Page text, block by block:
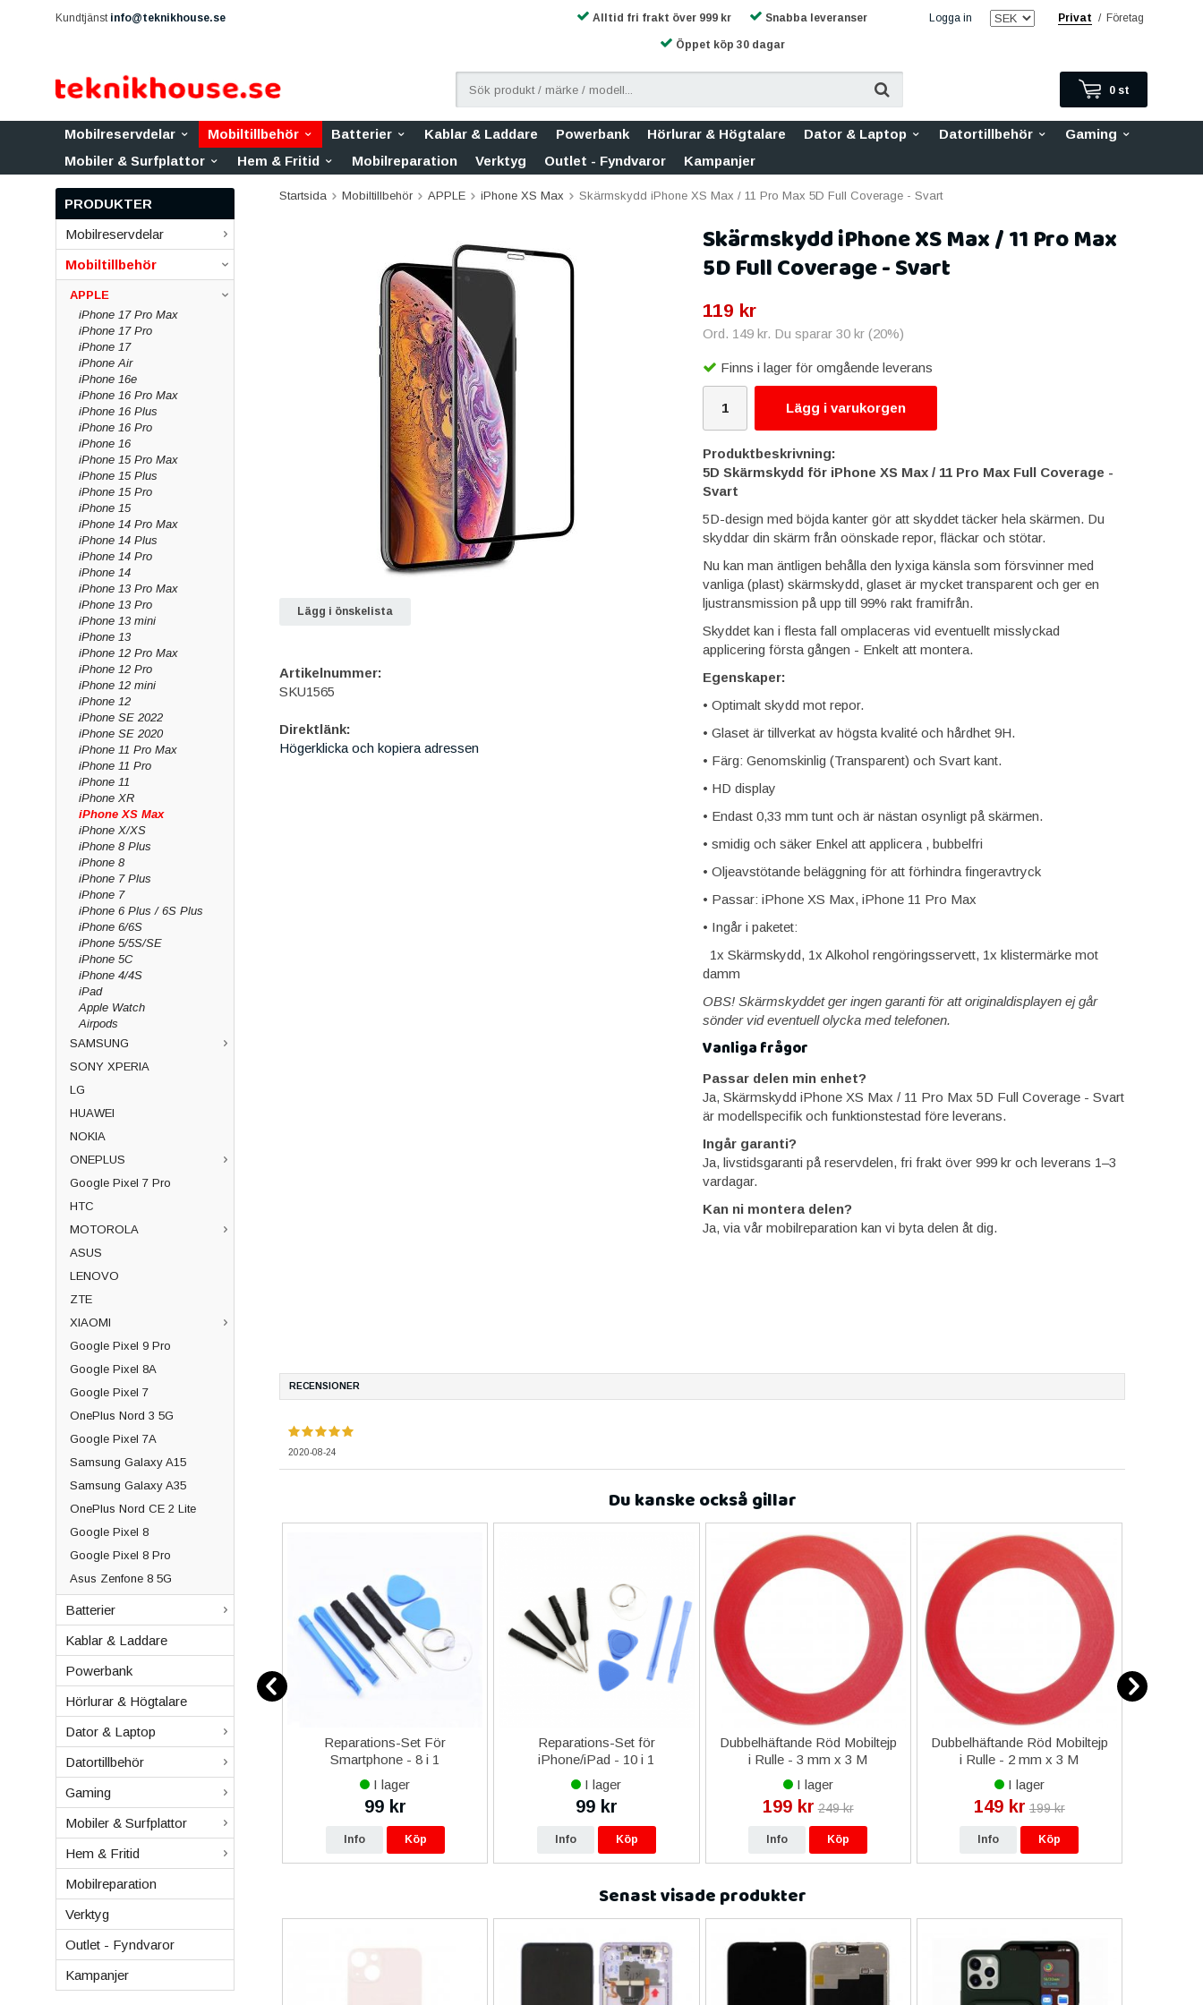
Kundtjänst info@teknikhouse.se Logga in Privat / Företag
Alltid fri frakt över 999 kr Snabba leveranser
Öppet köp 30 dagar
0 st
Mobilreservdelar Mobiltillbehör Batterier Kablar & Laddare Powerbank Hörlurar & Högtalare Dator & Laptop Datortillbehör
Gaming
Mobiler & Surfplattor
Hem & Fritid Mobilreparation Verktyg Outlet - Fyndvaror Kampanjer
PRODUKTER
Mobilreservdelar
Mobiltillbehör
APPLE
iPhone 17 Pro Max
iPhone 17 Pro
iPhone 17
iPhone Air
iPhone 16e
iPhone 16 Pro Max
iPhone 16 Plus
iPhone 16 Pro
iPhone 16
iPhone 15 Pro Max
iPhone 15 Plus
iPhone 15 Pro
iPhone 15
iPhone 14 Pro Max
iPhone 14 Plus
iPhone 14 Pro
iPhone 14
iPhone 13 Pro Max
iPhone 13 Pro
iPhone 13 mini
iPhone 13
iPhone 12 Pro Max
iPhone 12 Pro
iPhone 12 mini
iPhone 12
iPhone SE 2022
iPhone SE 2020
iPhone 11 Pro Max
iPhone 11 Pro
iPhone 11
iPhone XR
iPhone XS Max
iPhone X/XS
iPhone 8 Plus
iPhone 8
iPhone 7 Plus
iPhone 7
iPhone 6 Plus / 6S Plus
iPhone 6/6S
iPhone 5/5S/SE
iPhone 5C
iPhone 4/4S
iPad
Apple Watch
Airpods
SAMSUNG
SONY XPERIA
LG
HUAWEI
NOKIA
ONEPLUS
Google Pixel 7 Pro
HTC
MOTOROLA
ASUS
LENOVO
ZTE
XIAOMI
Google Pixel 9 Pro
Google Pixel 8A
Google Pixel 7
OnePlus Nord 3 5G
Google Pixel 7A
Samsung Galaxy A15
Samsung Galaxy A35
OnePlus Nord CE 2 Lite
Google Pixel 8
Google Pixel 8 Pro
Asus Zenfone 8 5G
Batterier
Kablar & Laddare
Powerbank
Hörlurar & Högtalare
Dator & Laptop
Datortillbehör
Gaming
Mobiler & Surfplattor
Hem & Fritid
Mobilreparation
Verktyg
Outlet - Fyndvaror
Kampanjer
Startsida Mobiltillbehör APPLE iPhone XS Max Skärmskydd iPhone XS Max / 11 Pro Max 5D Full Coverage - Svart
Skärmskydd iPhone XS Max / 11 Pro Max
5D Full Coverage - Svart
119 kr
Ord. 149 kr. Du sparar 30 kr(20%)
Finns i lager för omgående leverans
Lägg i varukorgen
Produktbeskrivning:
5D Skärmskydd för iPhone XS Max / 11 Pro Max Full Coverage -
Svart
5D-design med böjda kanter gör att skyddet täcker hela skärmen. Du
skyddar din skärm från oönskade repor, fläckar och stötar.
Nu kan man äntligen behålla den lyxiga känsla som försvinner med
vanliga (plast) skärmskydd, glaset är mycket transparent och ger en
ljustransmission på upp till 99% rakt framifrån.
Skyddet kan i flesta fall omplaceras vid eventuellt misslyckad
applicering första gången - Enkelt att montera.
Egenskaper:
• Optimalt skydd mot repor.
• Glaset är tillverkat av högsta kvalité och hårdhet 9H.
• Färg: Genomskinlig (Transparent) och Svart kant.
• HD display
• Endast 0,33 mm tunt och är nästan osynligt på skärmen.
• smidig och säker Enkel att applicera , bubbelfri
• Oljeavstötande beläggning för att förhindra fingeravtryck
• Passar: iPhone XS Max, iPhone 11 Pro Max
• Ingår i paketet:
1x Skärmskydd, 1x Alkohol rengöringsservett, 1x klistermärke mot
damm
OBS! Skärmskyddet ger ingen garanti för att originaldisplayen ej går
sönder vid eventuell olycka med telefonen.
Vanliga frågor
Passar delen min enhet?
Ja, Skärmskydd iPhone XS Max / 11 Pro Max 5D Full Coverage - Svart
är modellspecifik och funktionstestad före leverans.
Ingår garanti?
Ja, livstidsgaranti på reservdelen, fri frakt över 999 kr och leverans 1–3
vardagar.
Kan ni montera delen?
Ja, via vår mobilreparation kan vi byta delen åt dig.
Lägg i önskelista
Artikelnummer:
SKU1565
Direktlänk:
Högerklicka och kopiera adressen
RECENSIONER
2020-08-24
Du kanske också gillar
Samsung Galaxy Xcover 5
Batteri Original
479 kr 490 kr
Info Köp
Reparations-Set För
Smartphone - 8 i 1
I lager
99 kr
Info Köp
Reparations-Set för
iPhone/iPad - 10 i 1
I lager
99 kr
Info Köp
Dubbelhäftande Röd Mobiltejp
i Rulle - 3 mm x 3 M
I lager
199 kr 249 kr
Info Köp
Dubbelhäftande Röd Mobiltejp
i Rulle - 2 mm x 3 M
I lager
149 kr 199 kr
Info Köp
Senast visade produkter